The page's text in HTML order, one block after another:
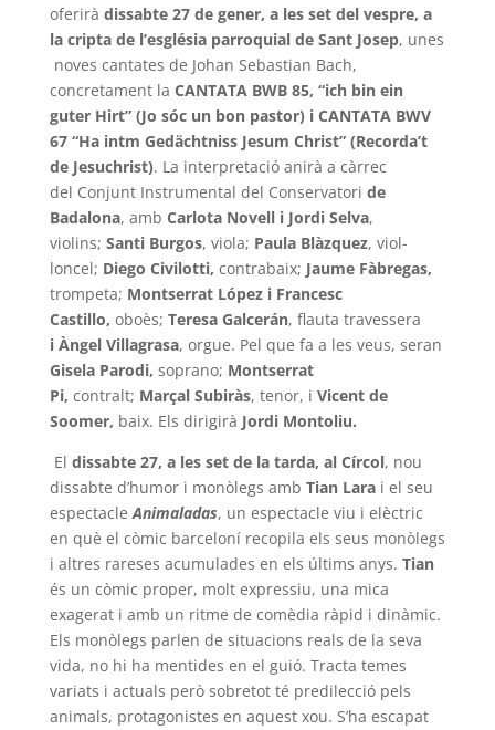
oferirà dissabte 27 de gener, a les set del vespre, a
la cripta de l’església parroquial de Sant Josep, unes
noves cantates de Johan Sebastian Bach,
concretament la CANTATA BWB 85, “ich bin ein
guter Hirt” (Jo sóc un bon pastor) i CANTATA BWV
67 “Ha intm Gedächtniss Jesum Christ” (Recorda’t
de Jesuchrist). La interpretació anirà a càrrec
del Conjunt Instrumental del Conservatori de
Badalona, amb Carlota Novell i Jordi Selva,
violins; Santi Burgos, viola; Paula Blàzquez, viol-
loncel; Diego Civilotti, contrabaix; Jaume Fàbregas,
trompeta; Montserrat López i Francesc
Castillo, oboès; Teresa Galcerán, flauta travessera
i Àngel Villagrasa, orgue. Pel que fa a les veus, seran
Gisela Parodi, soprano; Montserrat
Pi, contralt; Marçal Subiràs, tenor, i Vicent de
Soomer, baix. Els dirigirà Jordi Montoliu.
El dissabte 27, a les set de la tarda, al Círcol, nou
dissabte d’humor i monòlegs amb Tian Larai el seu
espectacleAnimaladas, un espectacle viu i elèctric
en què el còmic barceloní recopila els seus monòlegs
i altres rareses acumulades en els últims anys. Tian
és un còmic proper, molt expressiu, una mica
exagerat i amb un ritme de comèdia ràpid i dinàmic.
Els monòlegs parlen de situacions reals de la seva
vida, no hi ha mentides en el guió. Tracta temes
variats i actuals però sobretot té predilecció pels
animals, protagonistes en aquest xou. S’ha escapat